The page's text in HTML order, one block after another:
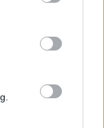
party tags to
in below Google
για να
Κάποιος,